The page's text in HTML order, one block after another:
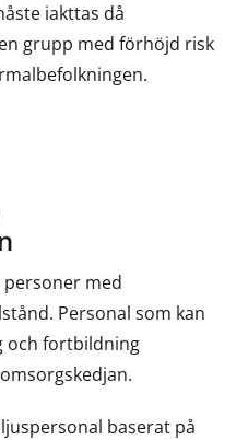
iakttas då
grupp med förhöjd risk
med
Personal som kan
och fortbildning
baserat på